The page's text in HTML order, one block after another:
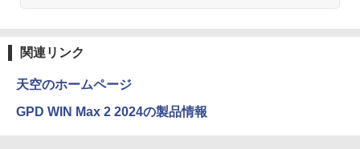
関連リンク
天空のホームページ
GPD WIN Max 2 2024の製品情報